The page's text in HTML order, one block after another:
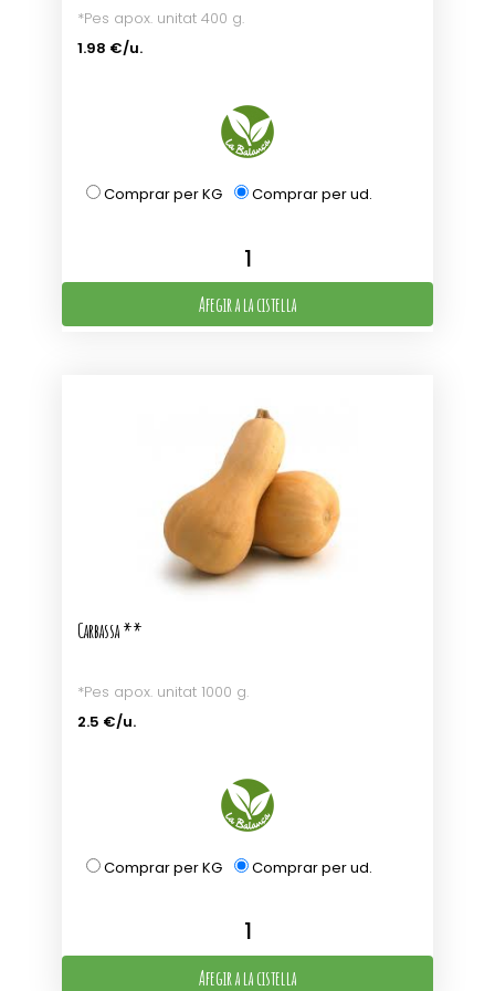
*Pes apox. unitat 400 g.
1.98 €/u.
Comprar per KG Comprar per ud.
Afegir a la cistella
Carbassa **
*Pes apox. unitat 1000 g.
2.5 €/u.
Comprar per KG Comprar per ud.
Afegir a la cistella